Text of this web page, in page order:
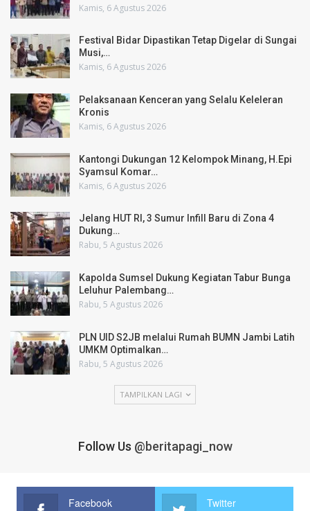
Kamis, 6 Agustus 2026
Festival Bidar Dipastikan Tetap Digelar di Sungai
Musi,…
Kamis, 6 Agustus 2026
Pelaksanaan Kenceran yang Selalu Keleleran
Kronis
Kamis, 6 Agustus 2026
Kantongi Dukungan 12 Kelompok Minang, H.Epi
Syamsul Komar…
Kamis, 6 Agustus 2026
Jelang HUT RI, 3 Sumur Infill Baru di Zona 4
Dukung…
Rabu, 5 Agustus 2026
Kapolda Sumsel Dukung Kegiatan Tabur Bunga
Leluhur Palembang…
Rabu, 5 Agustus 2026
PLN UID S2JB melalui Rumah BUMN Jambi Latih
UMKM Optimalkan…
Rabu, 5 Agustus 2026
TAMPILKAN LAGI
Follow Us @beritapagi_now
Facebook Twitter